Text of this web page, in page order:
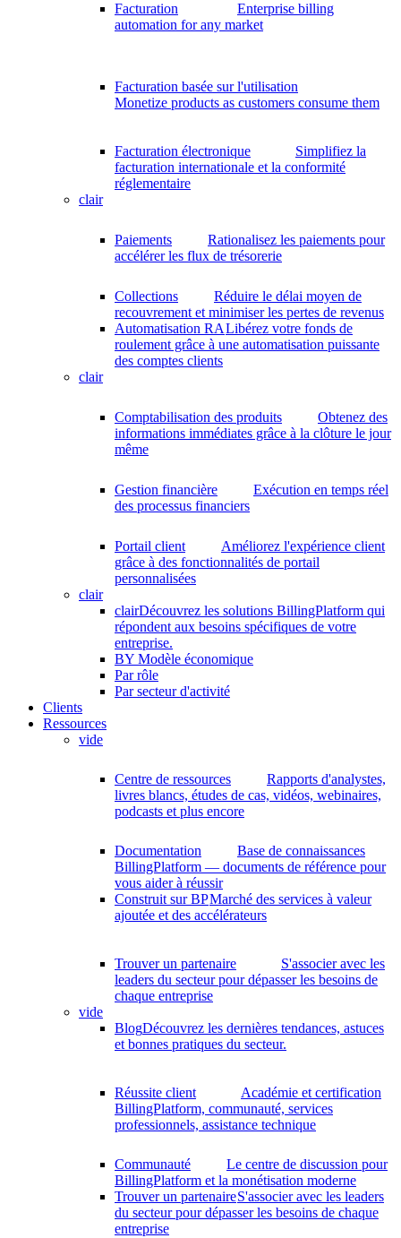
Facturation
Enterprise billing
automation for any market
Facturation basée sur l'utilisation
Monetize products as customers consume them
Facturation électronique
Simplifiez la
facturation internationale et la conformité
réglementaire
clair
Paiements
Rationalisez les paiements pour
accélérer les flux de trésorerie
Collections
Réduire le délai moyen de
recouvrement et minimiser les pertes de revenus
Automatisation RALibérez votre fonds de
roulement grâce à une automatisation puissante
des comptes clients
clair
Comptabilisation des produits
Obtenez des
informations immédiates grâce à la clôture le jour
même
Gestion financière
Exécution en temps réel
des processus financiers
Portail client
Améliorez l'expérience client
grâce à des fonctionnalités de portail
personnalisées
clair
clairDécouvrez les solutions BillingPlatform qui
répondent aux besoins spécifiques de votre
entreprise.
BY Modèle économique
Par rôle
Par secteur d'activité
Clients
Ressources
vide
Centre de ressources
Rapports d'analystes,
livres blancs, études de cas, vidéos, webinaires,
podcasts et plus encore
Documentation
Base de connaissances
BillingPlatform — documents de référence pour
vous aider à réussir
Construit sur BPMarché des services à valeur
ajoutée et des accélérateurs
Trouver un partenaire
S'associer avec les
leaders du secteur pour dépasser les besoins de
chaque entreprise
vide
BlogDécouvrez les dernières tendances, astuces
et bonnes pratiques du secteur.
Réussite client
Académie et certification
BillingPlatform, communauté, services
professionnels, assistance technique
Communauté
Le centre de discussion pour
BillingPlatform et la monétisation moderne
Trouver un partenaireS'associer avec les leaders
du secteur pour dépasser les besoins de chaque
entreprise